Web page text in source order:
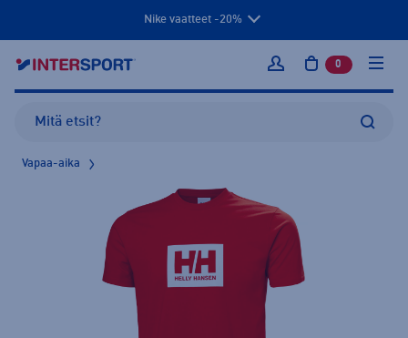
Nike vaatteet -20%
Kirjaudu sisään
0 tuotetta
Vapaa-aika